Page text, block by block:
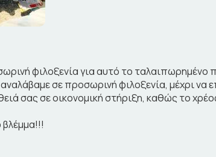
φιλοξενία για αυτό το ταλαιπωρημένο
σε προσωρινή φιλοξενία, μέχρι
σας σε οικονομική στήριξη, καθώς το